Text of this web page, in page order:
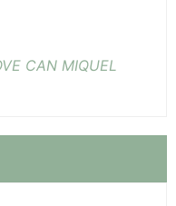
CAN MIQUEL